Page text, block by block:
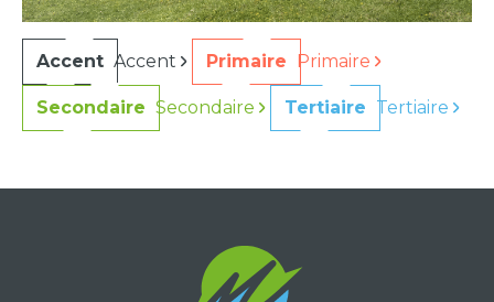
Accent Accent Primaire Primaire
Secondaire Secondaire Tertiaire Tertiaire